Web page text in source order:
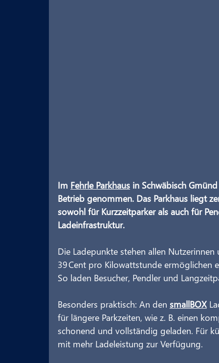
Im Fehrle Parkhaus in Schwäbisch
Betrieb genommen. Das Parkhaus liegt
sowohl für Kurzzeitparker als auch für
Ladeinfrastruktur.
Die Ladepunkte stehen allen
39 Cent pro Kilowattstunde
So laden Besucher, Pendler und
Besonders praktisch: An den smallBOX
für längere Parkzeiten, wie z. B. einen
schonend und vollständig geladen. Für
mit mehr Ladeleistung zur Verfügung.